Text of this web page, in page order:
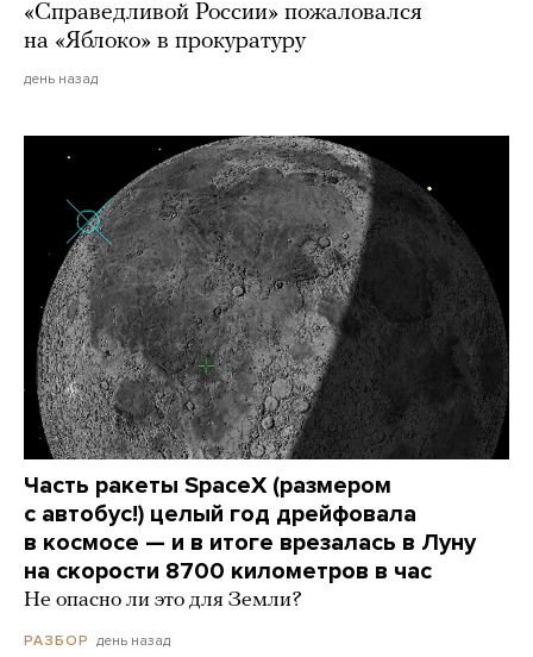
«Справедливой России» пожаловался
на «Яблоко» в прокуратуру
день назад
Часть ракеты SpaceX (размером
с автобус!) целый год дрейфовала
в космосе — и в итоге врезалась в Луну
на скорости 8700 километров в час
Не опасно ли это для Земли?
РАЗБОР день назад